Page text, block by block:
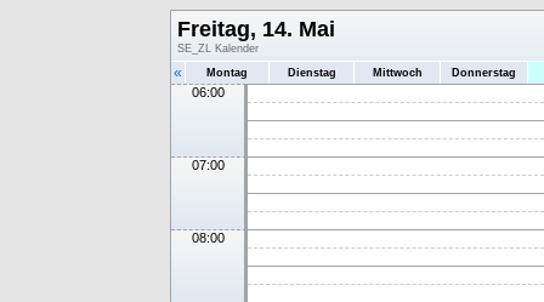
Freitag, 14. Mai
SE_ZL Kalender
« Montag Dienstag Mittwoch Donnerstag
06:00
07:00
08:00